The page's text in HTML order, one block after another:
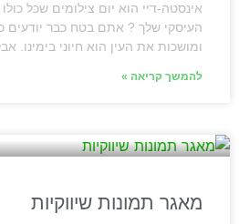
אינסטה-דיי הוא יום צילומים שכל
העיסקי שלך ? אתם בטח כבר יודעים
ומושכות את העין הוא חיוני בימינו. אבל
להמשך קריאה »
מאגר תמונות שיווקיות